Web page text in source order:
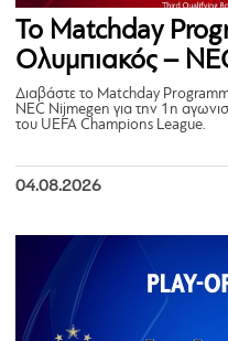
Το Matchday
Ολυμπιακός –
Διαβάστε το Matchday
NEC Nijmegen για την 1η
του UEFA Champions League.
04.08.2026